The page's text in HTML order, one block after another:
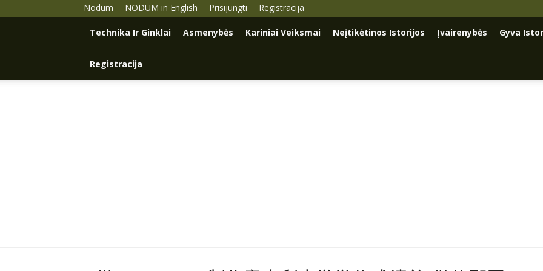
Nodum NODUM in English Prisijungti Registracija
Technika Ir Ginklai Asmenybės Kariniai Veiksmai Neįtikėtinos Istorijos Įvairenybės Gyva
Registracija